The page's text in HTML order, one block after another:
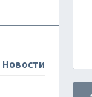
Новости